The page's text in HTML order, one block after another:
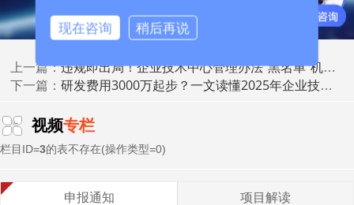
“普通研发部只需对项目负责，技术中心却要对‘技术生
态’负责。”参与起草的工信部专家强调，未来评价表将设
准发布清单、联合实验室协议等佐证材料，缺失任何一项即
扣10分。
四、治理之变：矩阵式架构+首席技术官(CTO)制度
新规虽没有强制要求CTO进高管序列，但评价细则
导企业采用“矩阵式”管理：纵向以产品线为单位，横向以技
上一篇：违规即出局！企业技术中心管理办法“黑名单”机制警示录
下一篇：研发费用3000万起步？一文读懂2025年企业技术中心认定“硬杠杠”
视频专栏
栏目ID=3的表不存在(操作类型=0)
申报通知 项目解读
现在咨询 稍后再说